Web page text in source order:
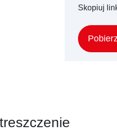
Skopiuj